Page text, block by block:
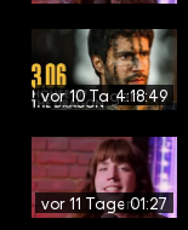
vor 10 Tagen4:18:49
vor 11 Tagen01:27